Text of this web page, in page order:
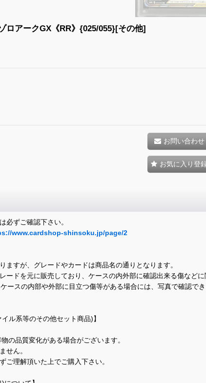
ロアークGX《RR》{025/055}[その他]
お問い合わせ
お気に入り登
必ずご確認下さい。
www.cardshop-shinsoku.jp/page/2
すが、グレードやカードは商品名の通りとなります。
ードを元に販売しており、ケースの内外部に確認出来る傷など
ースの内部や外部に目立つ傷等がある場合には、写真で確認
ル系等のその他セット商品)】
の品質変化がある場合がございます。
せん。
ご理解頂いた上でご購入下さい。